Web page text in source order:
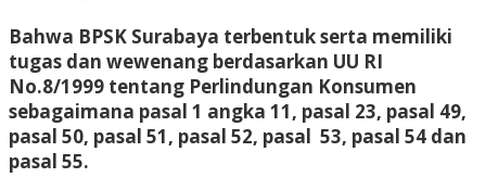
Bahwa BPSK Surabaya terbentuk serta memiliki
tugas dan wewenang berdasarkan UU RI
No.8/1999 tentang Perlindungan Konsumen
sebagaimana pasal 1 angka 11, pasal 23, pasal 49,
pasal 50, pasal 51, pasal 52, pasal 53, pasal 54 dan
pasal 55.